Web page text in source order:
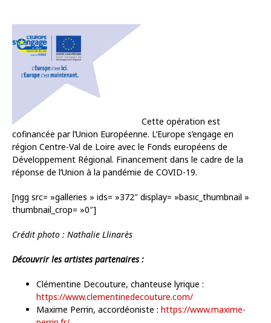
Cette opération est
cofinancée par l’Union Européenne. L’Europe s’engage en
région Centre-Val de Loire avec le Fonds européens de
Développement Régional. Financement dans le cadre de la
réponse de l’Union à la pandémie de COVID-19.
[ngg src= »galleries » ids= »372″ display= »basic_thumbnail »
thumbnail_crop= »0″]
Crédit photo : Nathalie Llinarès
Découvrir les artistes partenaires :
Clémentine Decouture, chanteuse lyrique :
https://www.clementinedecouture.com/
Maxime Perrin, accordéoniste : https://www.maxime-